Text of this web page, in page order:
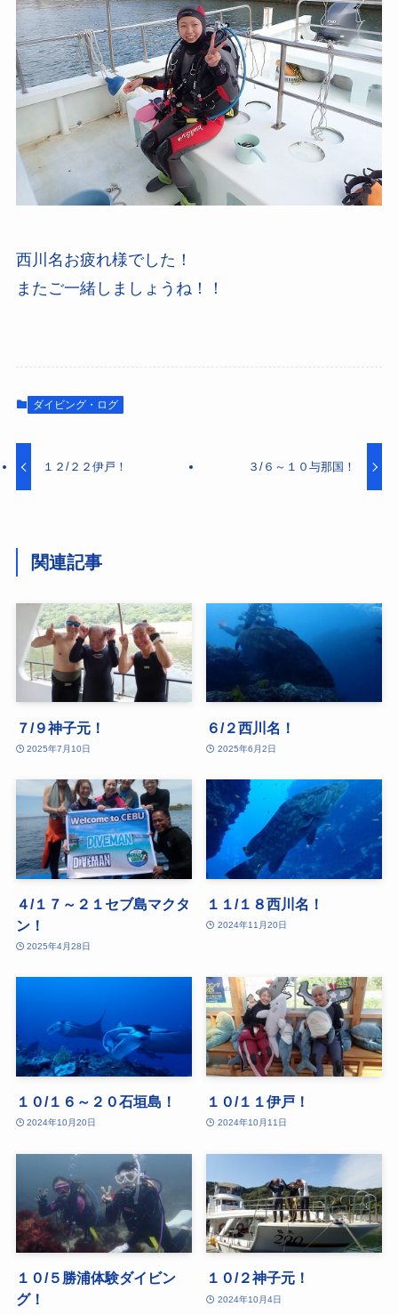
西川名お疲れ様でした！
またご一緒しましょうね！！
ダイビング・ログ
１２/２２伊戸！ ３/６～１０与那国！
関連記事
７/９神子元！
2025年7月10日
６/２西川名！
2025年6月2日
４/１７～２１セブ島マクタ
ン！
2025年4月28日
１１/１８西川名！
2024年11月20日
１０/１６～２０石垣島！
2024年10月20日
１０/１１伊戸！
2024年10月11日
１０/５勝浦体験ダイビン
グ！
１０/２神子元！
2024年10月4日